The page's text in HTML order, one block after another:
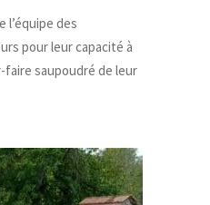
l’équipe des
pour leur capacité à
saupoudré de leur